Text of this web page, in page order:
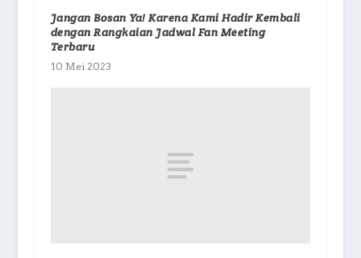
Jangan Bosan Ya! Karena Kami Hadir Kembali
dengan Rangkaian Jadwal Fan Meeting
Terbaru
10 Mei 2023